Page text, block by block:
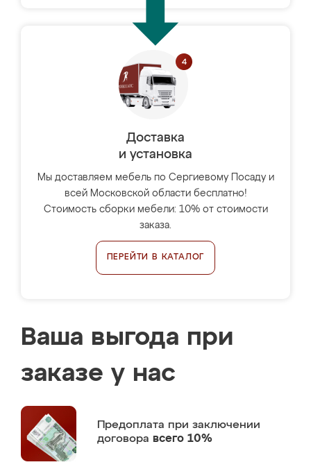
Доставка
и установка
Мы доставляем мебель по Сергиевому Посаду и
всей Московской области бесплатно!
Стоимость сборки мебели: 10% от стоимости
заказа.
ПЕРЕЙТИ В КАТАЛОГ
Ваша выгода при
заказе у нас
Предоплата при заключении
договора всего 10%